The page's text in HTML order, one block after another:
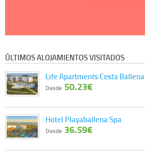
ÚLTIMOS ALOJAMIENTOS VISITADOS
Life Apartments Costa Ballena
Desde 50.23€
Hotel Playaballena Spa
Desde 36.59€